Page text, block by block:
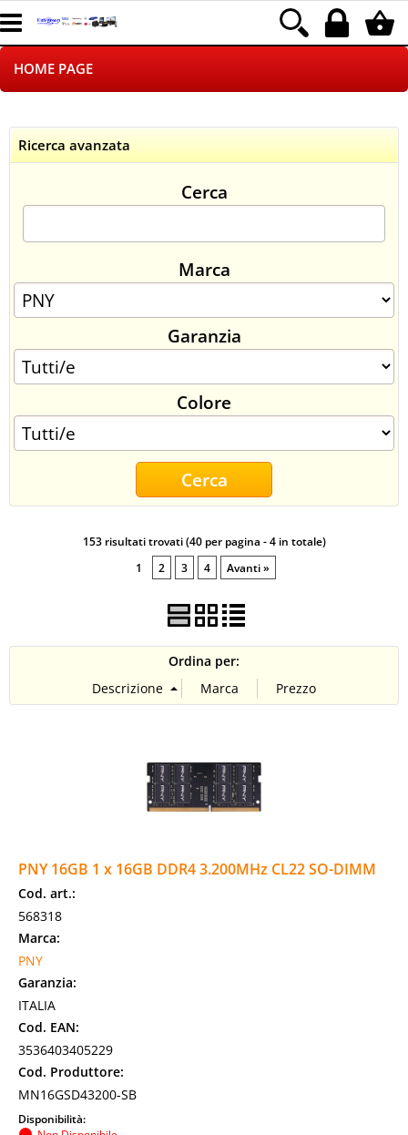
HOME PAGE
LOGISTICA
NEGOZI ON LINE
SINCRONIZZATI CON NOI
SPEDIZIONI
CONTATTI
Ricerca avanzata
Cerca
Marca
Garanzia
Colore
153 risultati trovati (40 per pagina - 4 in totale)
1
2 3 4 Avanti »
Ordina per:
PNY 16GB 1 x 16GB DDR4 3.200MHz CL22 SO-DIMM
Cod. art.:
568318
Marca:
PNY
Garanzia:
ITALIA
Cod. EAN:
3536403405229
Cod. Produttore:
MN16GSD43200-SB
Disponibilità: